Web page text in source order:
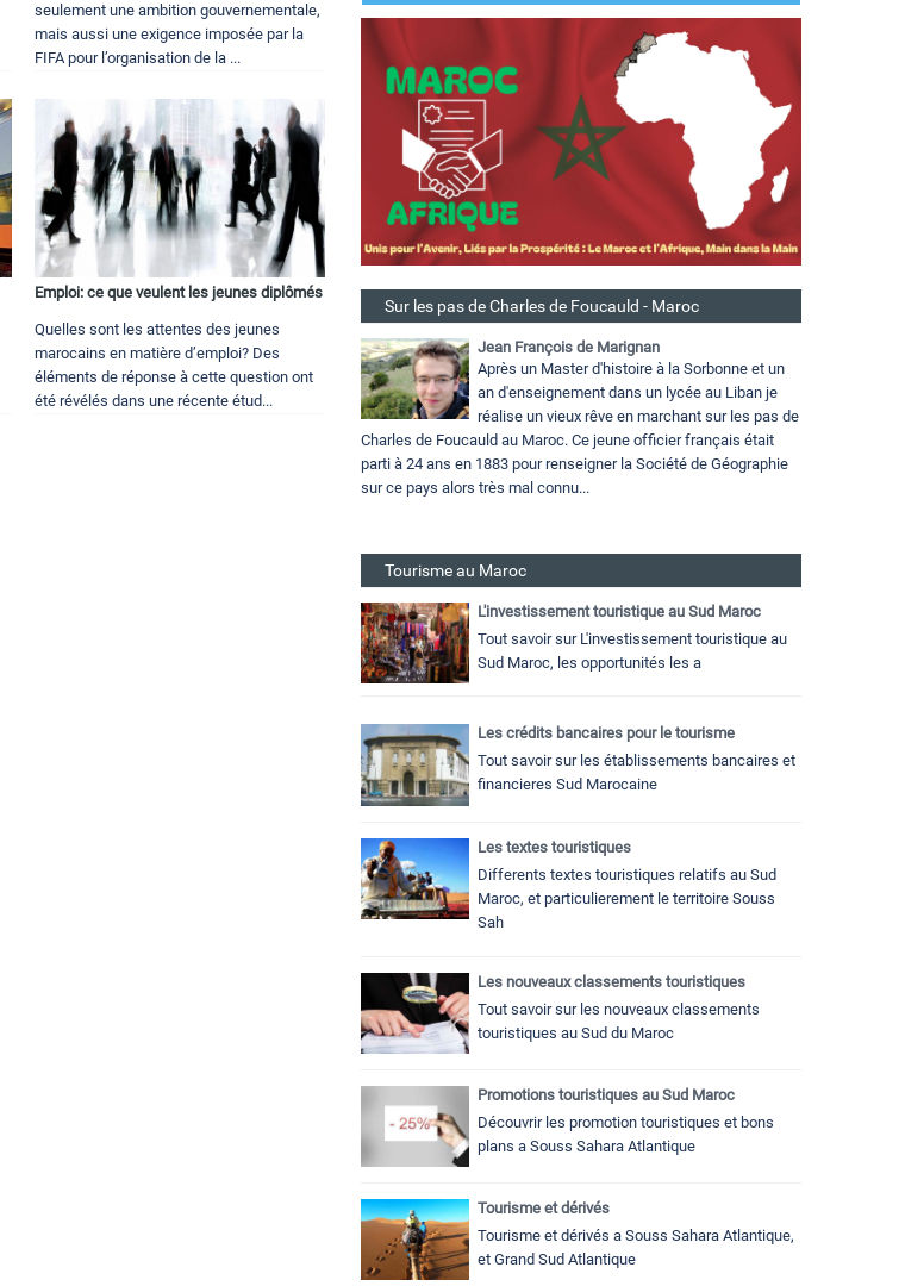
seulement une ambition gouvernementale,
mais aussi une exigence imposée par la
FIFA pour l’organisation de la ...
Emploi: ce que veulent les jeunes diplômés
Quelles sont les attentes des jeunes
marocains en matière d’emploi? Des
éléments de réponse à cette question ont
été révélés dans une récente étud...
Sur les pas de Charles de Foucauld - Maroc
Jean François de Marignan
Après un Master d'histoire à la Sorbonne et un
an d'enseignement dans un lycée au Liban je
réalise un vieux rêve en marchant sur les pas de
Charles de Foucauld au Maroc. Ce jeune officier français était
parti à 24 ans en 1883 pour renseigner la Société de Géographie
sur ce pays alors très mal connu...
Tourisme au Maroc
L'investissement touristique au Sud Maroc
Tout savoir sur L'investissement touristique au
Sud Maroc, les opportunités les a
Les crédits bancaires pour le tourisme
Tout savoir sur les établissements bancaires et
financieres Sud Marocaine
Les textes touristiques
Differents textes touristiques relatifs au Sud
Maroc, et particulierement le territoire Souss
Sah
Les nouveaux classements touristiques
Tout savoir sur les nouveaux classements
touristiques au Sud du Maroc
Promotions touristiques au Sud Maroc
Découvrir les promotion touristiques et bons
plans a Souss Sahara Atlantique
Tourisme et dérivés
Tourisme et dérivés a Souss Sahara Atlantique,
et Grand Sud Atlantique